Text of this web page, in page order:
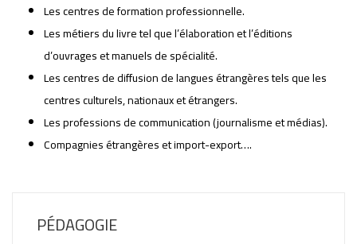
Les centres de formation professionnelle.
Les métiers du livre tel que l’élaboration et l’éditions
d’ouvrages et manuels de spécialité.
Les centres de diffusion de langues étrangères tels que les
centres culturels, nationaux et étrangers.
Les professions de communication (journalisme et médias).
Compagnies étrangères et import-export….
PÉDAGOGIE